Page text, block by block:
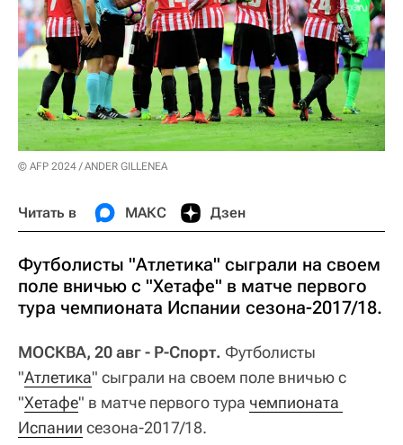
© AFP 2024 / ANDER GILLENEA
Читать в МАКС Дзен
Футболисты "Атлетика" сыграли на своем
поле вничью с "Хетафе" в матче первого
тура чемпионата Испании сезона-2017/18.
МОСКВА, 20 авг - Р-Спорт. Футболисты
"Атлетика" сыграли на своем поле вничью с
"Хетафе" в матче первого тура чемпионата
Испании сезона-2017/18.